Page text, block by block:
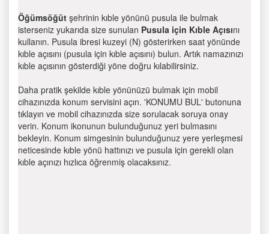
Öğümsöğüt şehrinin kıble yönünü pusula ile bulmak
isterseniz yukarıda size sunulan Pusula için Kıble Açısını
kullanın. Pusula ibresi kuzeyi (N) gösterirken saat yönünde
kıble açısını (pusula için kıble açısını) bulun. Artık namazınızı
kıble açısının gösterdiği yöne doğru kılabilirsiniz.
Daha pratik şekilde kıble yönünüzü bulmak için mobil
cihazınızda konum servisini açın. 'KONUMU BUL' butonuna
tıklayın ve mobil cihazınızda size sorulacak soruya onay
verin. Konum ikonunun bulunduğunuz yeri bulmasını
bekleyin. Konum simgesinin bulunduğunuz yere yerleşmesi
neticesinde kıble yönü hattınızı ve pusula için gerekli olan
kıble açınızı hızlıca öğrenmiş olacaksınız.